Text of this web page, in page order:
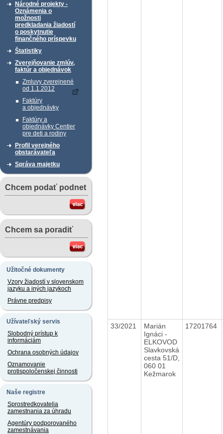
Národné projekty -
Oznámenia o
možnosti
predkladania žiadostí
o poskytnutie
finančného príspevku
Štatistiky
Zverejňovanie zmlúv,
faktúr a objednávok
Zmluvy zverejnené
od 1.1.2012
Faktúry
a objednávky
Faktúry a
objednávky Centier
pre deti a rodiny
Profil verejného
obstarávateľa
Správa majetku
Chcem podať podnet
Chcem sa poradiť
Užitočné dokumenty
Vzory žiadostí v slovenskom
jazyku a iných jazykoch
Právne predpisy
Užívateľský servis
Slobodný prístup k
informáciám
Ochrana osobných údajov
Oznamovanie
protispoločenskej činnosti
Naše registre
Sprostredkovatelia
zamestnania za úhradu
Agentúry podporovaného
zamestnávania
33/2021
Marián
Ignáci -
ELKOVOD
Slavkovská
cesta 51/D,
060 01
Kežmarok
17201764